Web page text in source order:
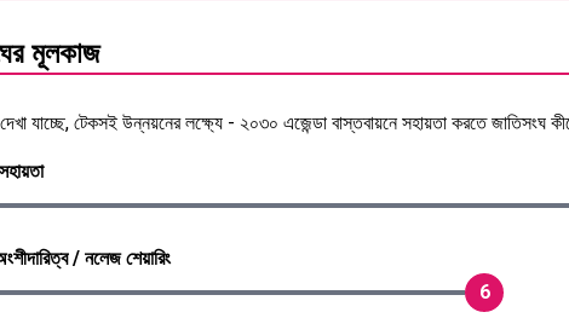
মূলকাজ
দেখা যাচ্ছে, টেকসই উন্নয়নের লক্ষ্যে - ২০৩০ এজেন্ডা বাস্তবায়নে সহায়তা করতে জাতিসংঘ
/ নলেজ শেয়ারিং
6